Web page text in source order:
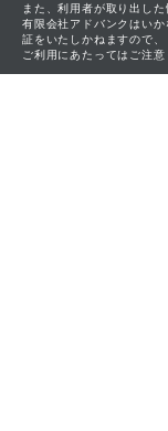
また、利用者が取り出し
有限会社アドバンクはい
証をいたしかねますので、
ご利用にあたってはご注意